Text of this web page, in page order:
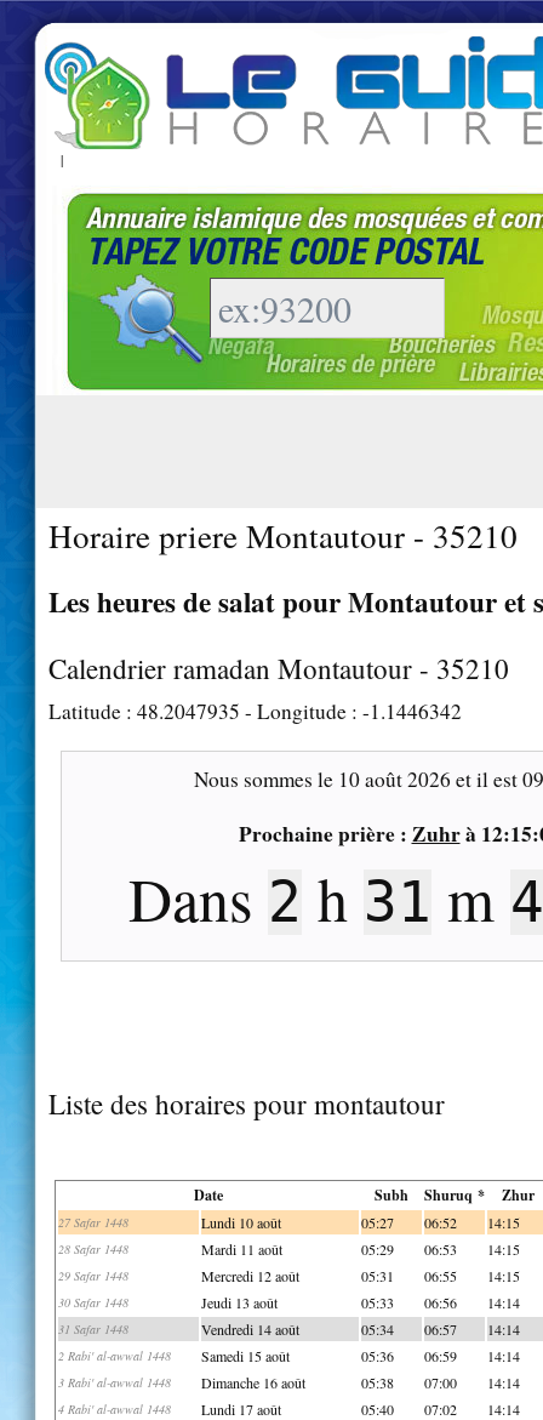
|
Horaire priere Montautour - 35210
Les heures de salat pour Montautour et
Calendrier ramadan Montautour - 35210
Latitude : 48.2047935 - Longitude : -1.1446342
Nous sommes le 10 août 2026 et il est
Prochaine prière : Zuhrà
Dans 2 h 31 m
Liste des horaires pour montautour
Date Subh Shuruq * Zhur
27 Safar 1448 Lundi 10 août 05:27 06:52 14:15
28 Safar 1448 Mardi 11 août 05:29 06:53 14:15
29 Safar 1448 Mercredi 12 août 05:31 06:55 14:15
30 Safar 1448 Jeudi 13 août 05:33 06:56 14:14
31 Safar 1448 Vendredi 14 août 05:34 06:57 14:14
2 Rabi' al-awwal 1448 Samedi 15 août 05:36 06:59 14:14
3 Rabi' al-awwal 1448 Dimanche 16 août 05:38 07:00 14:14
4 Rabi' al-awwal 1448 Lundi 17 août 05:40 07:02 14:14